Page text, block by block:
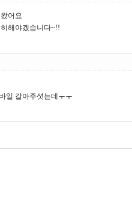
어요
해야겠습니다~!!
일 갈아주셧는데ㅜㅜ